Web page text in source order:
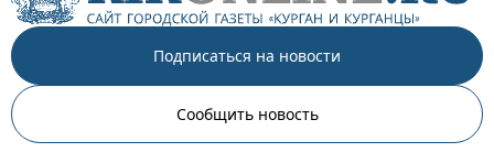
Подписаться на новости
Сообщить новость